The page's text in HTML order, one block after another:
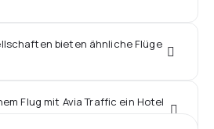
bieten ähnliche Flüge
Flug mit Avia Traffic ein Hotel